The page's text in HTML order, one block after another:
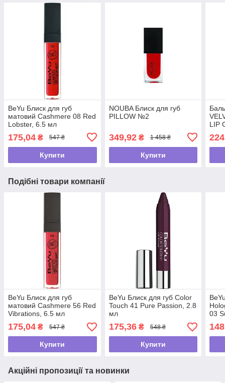
BeYu Блиск для губ
матовий Cashmere 08 Red
Lobster, 6.5 мл
175,04 ₴ 547 ₴
Купити
NOUBA Блиск для губ
PILLOW №2
349,92₴ 1 458 ₴
Купити
LIP
Подібні товари компанії
BeYu Блиск для губ
матовий Cashmere 56 Red
Vibrations, 6.5 мл
175,04 ₴ 547 ₴
Купити
BeYu Блиск для губ Color
Touch 41 Pure Passion, 2.8
мл
175,36₴ 548 ₴
Купити
03
Акційні пропозиції та новинки